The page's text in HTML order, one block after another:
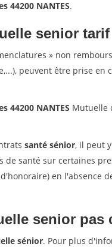
44200 NANTES.
senior
» non
peuvent être prise en
44200 NANTES Mutuelle
santé sénior, il peut
santé sur certaines
en l'absence
senior pas
sénior. Pour plus